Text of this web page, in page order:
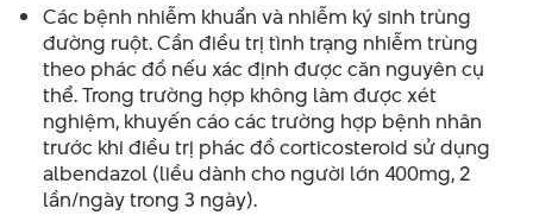
Các bệnh nhiễm khuẩn và nhiễm ký sinh trùng
đường ruột. Cần điều trị tình trạng nhiễm trùng
theo phác đồ nếu xác định được căn nguyên cụ
thể. Trong trường hợp không làm được xét
nghiệm, khuyến cáo các trường hợp bệnh nhân
trước khi điều trị phác đồ corticosteroid sử dụng
albendazol (liều dành cho người lớn 400mg, 2
lần/ngày trong 3 ngày).